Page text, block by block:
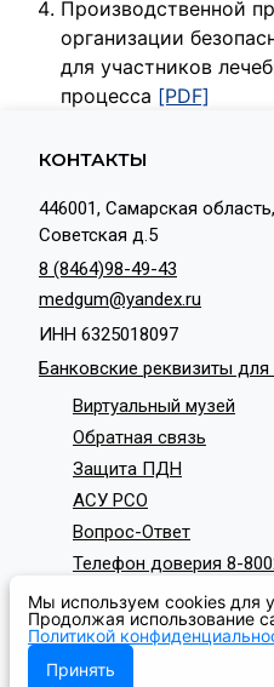
Производственной
организации
для участников
процесса [PDF]
КОНТАКТЫ
446001, Самарская
Советская д.5
8 (8464)98-49-43
medgum@yandex.ru
ИНН 6325018097
Банковские реквизиты
Виртуальный музей
Обратная связь
Защита ПДН
АСУ РСО
Вопрос-Ответ
Телефон доверия 8-
СОЦИАЛЬНЫЕ СЕТИ
Мы используем cookies для
Продолжая использование
Политикой
Принять